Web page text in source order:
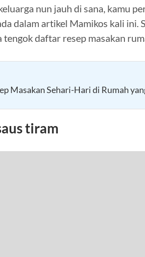
nun jauh di sana, kamu
dalam artikel Mamikos kali ini.
tengok daftar resep masakan
Masakan Sehari-Hari di Rumah
tiram